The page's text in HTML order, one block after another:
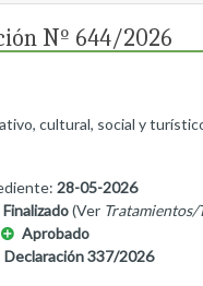
Nº 644/2026
cultural, social y
28-05-2026
Finalizado(Ver Tratamientos/
Aprobado
Declaración 337/2026